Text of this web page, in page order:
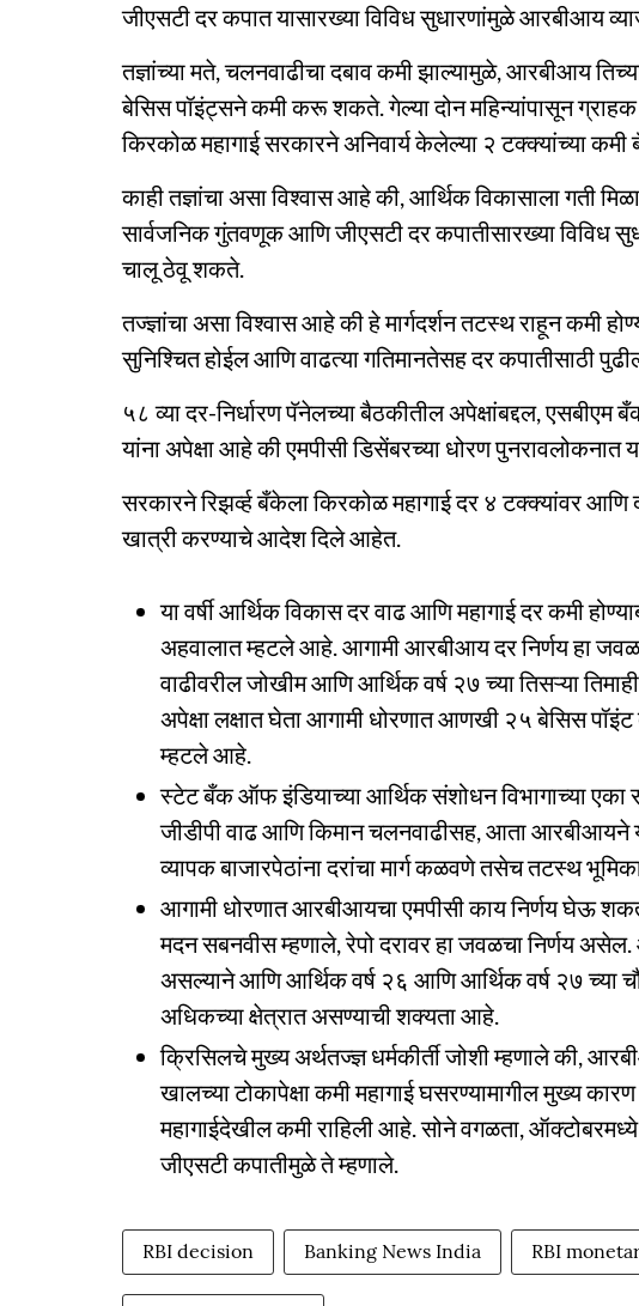
जीएसटी दर कपात यासारख्या विविध सुधारणांमुळे आरबीआय
तज्ञांच्या मते, चलनवाढीचा दबाव कमी झाल्यामुळे, आरबीआय
बेसिस पॉइंट्सने कमी करू शकते. गेल्या दोन महिन्यांपासून
किरकोळ महागाई सरकारने अनिवार्य केलेल्या २ टक्क्यांच्या कमी
काही तज्ञांचा असा विश्वास आहे की, आर्थिक विकासाला गती
सार्वजनिक गुंतवणूक आणि जीएसटी दर कपातीसारख्या विविध
चालू ठेवू शकते.
तज्ज्ञांचा असा विश्वास आहे की हे मार्गदर्शन तटस्थ राहून कमी
सुनिश्चित होईल आणि वाढत्या गतिमानतेसह दर कपातीसाठी
५८ व्या दर-निर्धारण पॅनेलच्या बैठकीतील अपेक्षांबद्दल, एसबीएम
यांना अपेक्षा आहे की एमपीसी डिसेंबरच्या धोरण पुनरावलोकनात
सरकारने रिझर्व्ह बँकेला किरकोळ महागाई दर ४ टक्क्यांवर आणि
खात्री करण्याचे आदेश दिले आहेत.
या वर्षी आर्थिक विकास दर वाढ आणि महागाई दर कमी
अहवालात म्हटले आहे. आगामी आरबीआय दर निर्णय हा
वाढीवरील जोखीम आणि आर्थिक वर्ष २७ च्या तिसऱ्या
अपेक्षा लक्षात घेता आगामी धोरणात आणखी २५ बेसिस
म्हटले आहे.
स्टेट बँक ऑफ इंडियाच्या आर्थिक संशोधन विभागाच्या
जीडीपी वाढ आणि किमान चलनवाढीसह, आता आरबीआयने
व्यापक बाजारपेठांना दरांचा मार्ग कळवणे तसेच तटस्थ
आगामी धोरणात आरबीआयचा एमपीसी काय निर्णय घेऊ
मदन सबनवीस म्हणाले, रेपो दरावर हा जवळचा निर्णय
असल्याने आणि आर्थिक वर्ष २६ आणि आर्थिक वर्ष २७ च्या
अधिकच्या क्षेत्रात असण्याची शक्यता आहे.
क्रिसिलचे मुख्य अर्थतज्ज्ञ धर्मकीर्ती जोशी म्हणाले की,
खालच्या टोकापेक्षा कमी महागाई घसरण्यामागील मुख्य
महागाईदेखील कमी राहिली आहे. सोने वगळता,
जीएसटी कपातीमुळे ते म्हणाले.
RBI decision Banking News India RBI